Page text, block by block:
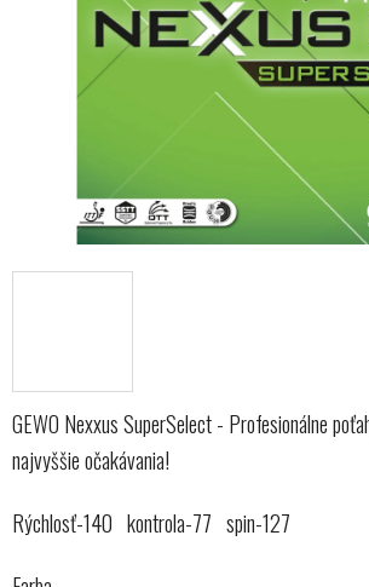
GEWO Nexxus SuperSelect - Profesionálne
najvyššie očakávania!
Rýchlosť-140 kontrola-77 spin-127